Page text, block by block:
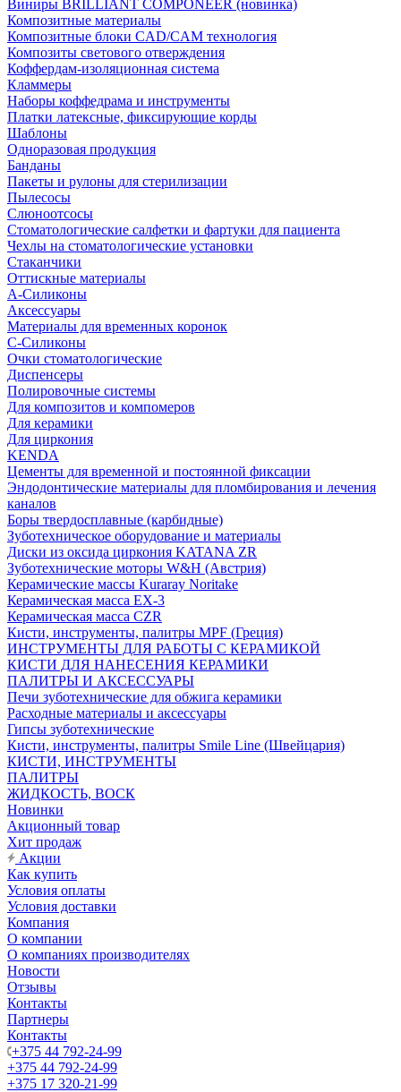
Виниры BRILLIANT COMPONEER (новинка)
Композитные материалы
Композитные блоки CAD/СAM технология
Композиты светового отверждения
Коффердам-изоляционная система
Кламмеры
Наборы коффедрама и инструменты
Платки латексные, фиксирующие корды
Шаблоны
Одноразовая продукция
Банданы
Пакеты и рулоны для стерилизации
Пылесосы
Слюноотсосы
Стоматологические салфетки и фартуки для пациента
Чехлы на стоматологические установки
Стаканчики
Оттискные материалы
А-Силиконы
Аксессуары
Материалы для временных коронок
С-Силиконы
Очки стоматологические
Диспенсеры
Полировочные системы
Для композитов и компомеров
Для керамики
Для циркония
KENDA
Цементы для временной и постоянной фиксации
Эндодонтические материалы для пломбирования и лечения
каналов
Боры твердосплавные (карбидные)
Зуботехническое оборудование и материалы
Диски из оксида циркония KATANA ZR
Зуботехнические моторы W&H (Австрия)
Керамические массы Kuraray Noritake
Керамическая масса EX-3
Керамическая масса CZR
Кисти, инструменты, палитры MPF (Греция)
ИНСТРУМЕНТЫ ДЛЯ РАБОТЫ С КЕРАМИКОЙ
КИСТИ ДЛЯ НАНЕСЕНИЯ КЕРАМИКИ
ПАЛИТРЫ И АКСЕССУАРЫ
Печи зуботехнические для обжига керамики
Расходные материалы и аксессуары
Гипсы зуботехнические
Кисти, инструменты, палитры Smile Line (Швейцария)
КИСТИ, ИНСТРУМЕНТЫ
ПАЛИТРЫ
ЖИДКОСТЬ, ВОСК
Новинки
Акционный товар
Хит продаж
Акции
Как купить
Условия оплаты
Условия доставки
Компания
О компании
О компаниях производителях
Новости
Отзывы
Контакты
Партнеры
Контакты
+375 44 792-24-99
+375 44 792-24-99
+375 17 320-21-99